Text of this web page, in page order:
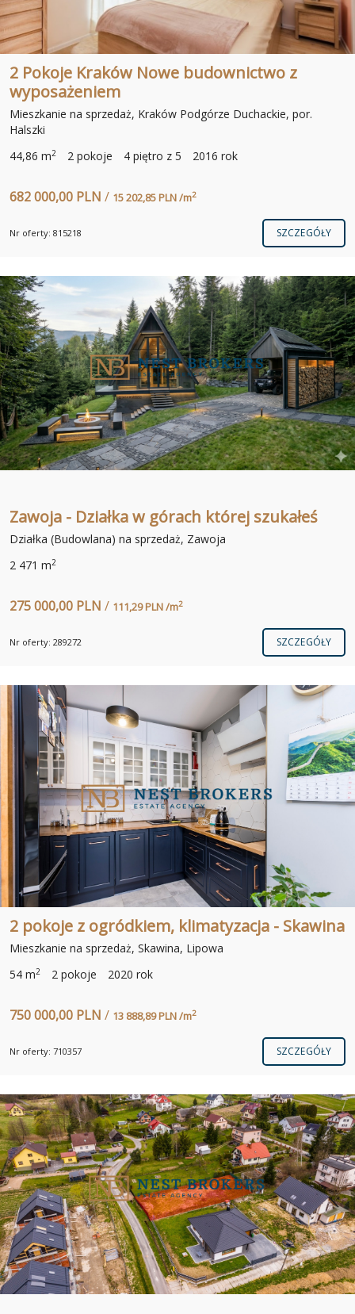
2 Pokoje Kraków Nowe budownictwo z
wyposażeniem
Mieszkanie na sprzedaż, Kraków Podgórze Duchackie, por.
Halszki
44,86 m2 2 pokoje 4 piętro z 5 2016 rok
682 000,00 PLN / 15 202,85 PLN /m2
Nr oferty: 815218 SZCZEGÓŁY
Zawoja - Działka w górach której szukałeś
Działka (Budowlana) na sprzedaż, Zawoja
2 471 m2
275 000,00 PLN / 111,29 PLN /m2
Nr oferty: 289272 SZCZEGÓŁY
2 pokoje z ogródkiem, klimatyzacja - Skawina
Mieszkanie na sprzedaż, Skawina, Lipowa
54 m2 2 pokoje 2020 rok
750 000,00 PLN / 13 888,89 PLN /m2
Nr oferty: 710357 SZCZEGÓŁY